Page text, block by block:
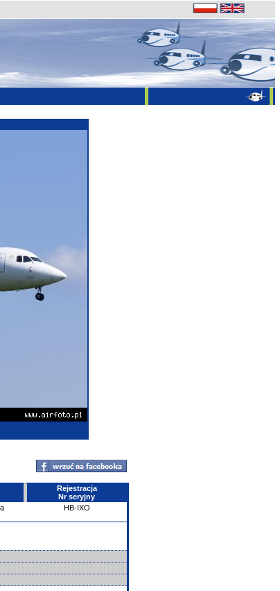
Rejestracja
Nr seryjny
HB-IXO